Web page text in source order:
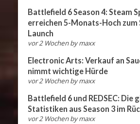
Battlefield 6 Season 4: Steam
erreichen 5-Monats-Hoch zum
Launch
vor 2 Wochen bymaxx
Electronic Arts: Verkauf an
nimmt wichtige Hürde
vor 2 Wochen bymaxx
Battlefield 6 und REDSEC: Die
Statistiken aus Season 3 im
vor 2 Wochen bymaxx